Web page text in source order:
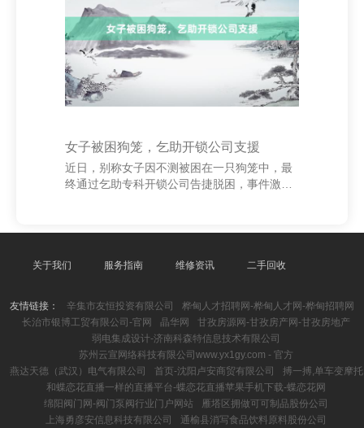
的购买空想。 同期，哄骗淘宝的官方实施器具
如纵贯车、超等保举等进行精确投放，提高曝
光率。此外，聚拢节沐日或热门事件开展促销
行动，如满减、限
女子被困狗笼，乞助开锁公司支援
近日，别称女子因不测被困在一只狗笼中，最
终通过乞助专科开锁公司告捷脱困，事件激励
时，失慎被一只铁制狗笼困住，由于笼门被卡
下，她立即拨打110报警，并关联了隔邻的开
场。经由初步判断，狗笼结构复杂，闲居器具
难以掀开。为确保安全，师父袭取专科器具进
行操作，经由约20分钟的雅致功课，终于告捷
掀开笼门，将女子救出。所幸女子未受重伤，
仅隐微擦伤。
关于我们 服务指南 维修资讯 二手回收
友情链接： 辛集市友恒投资有限公司
桦甸人才招聘网-桦甸人才网-桦甸招聘网
长治市银博工贸有限公司-官网
晶华网
甘孜房源网-甘孜房产网-甘孜房地产
弱电集成设计-济南科森特信息技术有限公司
苏州云宣网络科技有限公司www.yx1gy.com - 官方
燕达天德（武汉）电气有限公司
首页-沈阳卢安商贸有限公司
搏一搏,单车变摩托
和蝶恋花直播一样的直播平台-蝶恋花直播苹果手机下载-蝶恋花网
绵阳阀门网-阀门泵阀行业门户网站
雁塔区拥做可可制品股份公司
上海勇彦安信息科技有限公司
通榆县消写食品饮料原料股份公司